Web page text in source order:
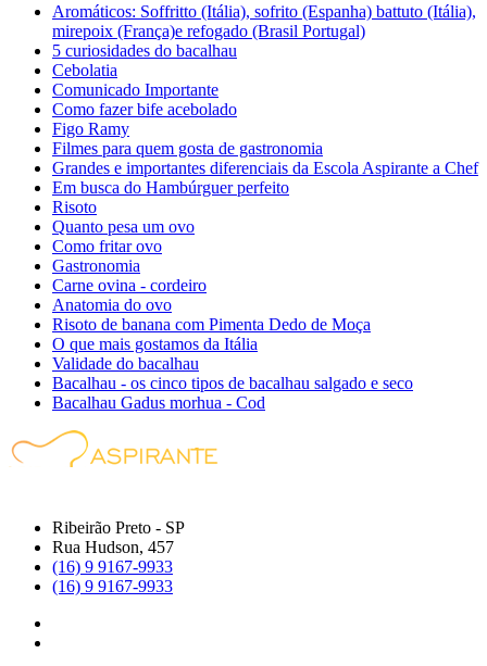
Aromáticos: Soffritto (Itália), sofrito (Espanha) battuto (Itália),
mirepoix (França)e refogado (Brasil Portugal)
5 curiosidades do bacalhau
Cebolatia
Comunicado Importante
Como fazer bife acebolado
Figo Ramy
Filmes para quem gosta de gastronomia
Grandes e importantes diferenciais da Escola Aspirante a Chef
Em busca do Hambúrguer perfeito
Risoto
Quanto pesa um ovo
Como fritar ovo
Gastronomia
Carne ovina - cordeiro
Anatomia do ovo
Risoto de banana com Pimenta Dedo de Moça
O que mais gostamos da Itália
Validade do bacalhau
Bacalhau - os cinco tipos de bacalhau salgado e seco
Bacalhau Gadus morhua - Cod
Ribeirão Preto - SP
Rua Hudson, 457
(16) 9 9167-9933
(16) 9 9167-9933